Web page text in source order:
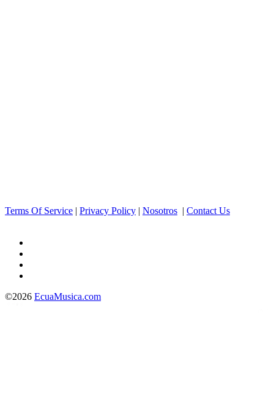
Terms Of Service | Privacy Policy | Nosotros | Contact Us
©2026 EcuaMusica.com